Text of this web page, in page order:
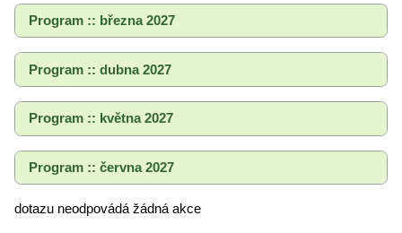
Program :: března 2027
Program :: dubna 2027
Program :: května 2027
Program :: června 2027
dotazu neodpovádá žádná akce